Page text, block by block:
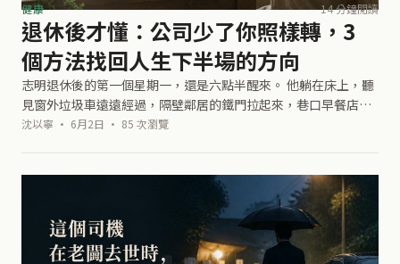
健康 14 分鐘閱讀
退休後才懂：公司少了你照樣轉，3
個方法找回人生下半場的方向
志明退休後的第一個星期一，還是六點半醒來。 他躺在床上，聽
見窗外垃圾車遠遠經過，隔壁鄰居的鐵門拉起來，巷口早餐店開
始有人排隊。以前這個時間，他已經在刷牙，腦子裡想著九點的
沈以寧 · 6月2日 · 85 次瀏覽